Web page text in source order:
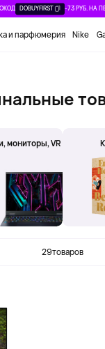
DOBUYFIRST -73 РУБ. НА
и парфюмерия Nike
мониторы, VR
29товаров